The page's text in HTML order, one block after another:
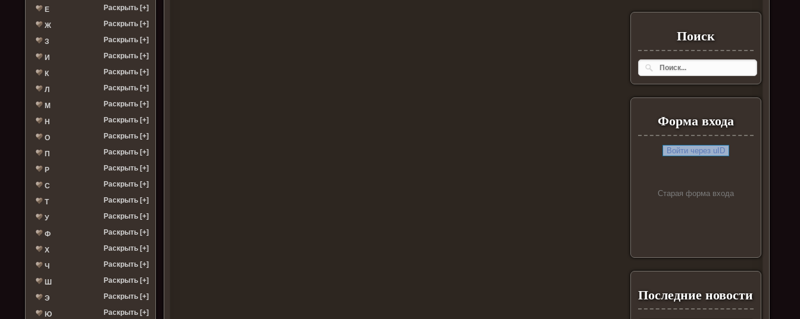
Е Раскрыть [+]
Ж Раскрыть [+]
З Раскрыть [+]
И Раскрыть [+]
К Раскрыть [+]
Л Раскрыть [+]
М Раскрыть [+]
Н Раскрыть [+]
О Раскрыть [+]
П Раскрыть [+]
Р Раскрыть [+]
С Раскрыть [+]
Т Раскрыть [+]
У Раскрыть [+]
Ф Раскрыть [+]
Х Раскрыть [+]
Ч Раскрыть [+]
Ш Раскрыть [+]
Э Раскрыть [+]
Ю Раскрыть [+]
Поиск
Форма входа
Войти через uID
Старая форма входа
Последние новости